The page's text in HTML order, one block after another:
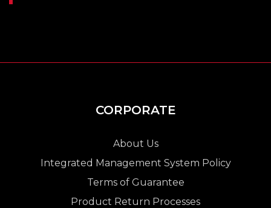
CORPORATE
About Us
Integrated Management System Policy
Terms of Guarantee
Product Return Processes